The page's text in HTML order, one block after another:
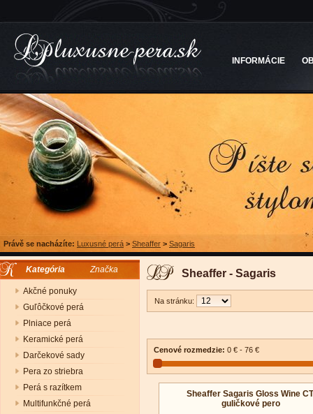
INFORMÁCIE
Právě se nacházíte: Luxusné perá > Sheaffer > Sagaris
Kategória Značka
Akčné ponuky
Guľôčkové perá
Plniace perá
Keramické perá
Darčekové sady
Pera zo striebra
Perá s razítkem
Multifunkčné perá
Sheaffer - Sagaris
Na stránku:
Cenové rozmedzie: 0 € - 76 €
Sheaffer Sagaris Gloss Wine
guličkové pero